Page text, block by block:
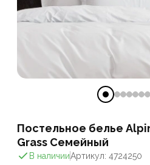
Постельное белье
Grass Семейный
В наличииАртикул: 4724250